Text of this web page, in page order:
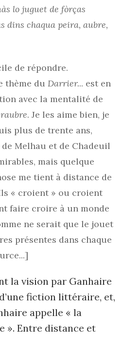
lo juguet de fòrças
dins chaqua peira, aubre,
de répondre.
thème du Darrier... est en
avec la mentalité de
. Je les aime bien, je
plus de trente ans,
Melhau et de Chadeuil
mais quelque
me tient à distance de
« croient » ou croient
faire croire à un monde
ne serait que le jouet
présentes dans chaque
la vision par Ganhaire
fiction littéraire, et,
appelle « la
». Entre distance et